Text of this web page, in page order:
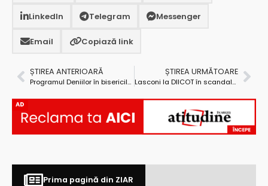
LinkedIn Telegram Messenger
Email Copiază link
ȘTIREA ANTERIOARĂ
Programul Deniilor în bisericile din Mioveni
ȘTIREA URMĂTOARE
Lasconi la DIICOT în scandalul pozelor din campania electorală
AD
Prima pagină din ZIAR